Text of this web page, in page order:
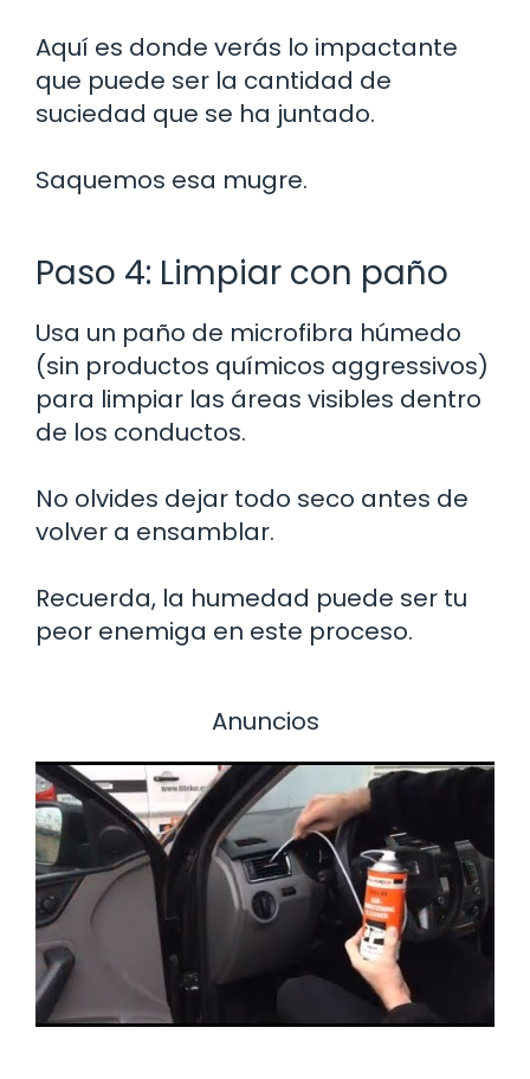
Aquí es donde verás lo impactante
que puede ser la cantidad de
suciedad que se ha juntado.
Saquemos esa mugre.
Paso 4: Limpiar con paño
Usa un paño de microfibra húmedo
(sin productos químicos aggressivos)
para limpiar las áreas visibles dentro
de los conductos.
No olvides dejar todo seco antes de
volver a ensamblar.
Recuerda, la humedad puede ser tu
peor enemiga en este proceso.
Anuncios